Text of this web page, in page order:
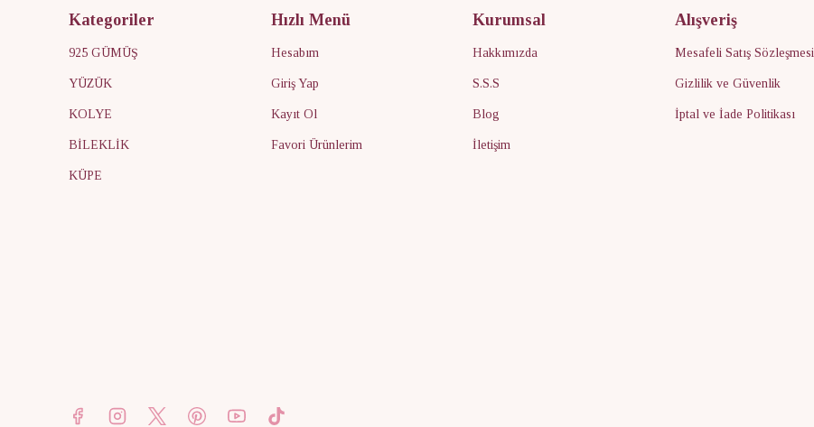
Kategoriler
925 GÜMÜŞ
YÜZÜK
KOLYE
BİLEKLİK
KÜPE
Hızlı Menü
Hesabım
Giriş Yap
Kayıt Ol
Favori Ürünlerim
Kurumsal
Hakkımızda
S.S.S
Blog
İletişim
Alışveriş
Mesafeli Satış Sözleşmesi
Gizlilik ve Güvenlik
İptal ve İade Politikası